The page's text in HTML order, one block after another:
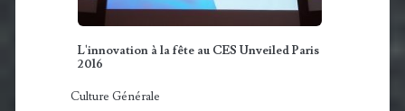
L'innovation à la fête au CES Unveiled Paris
2016
Culture Générale